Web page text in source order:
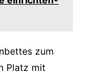
zum
Platz mit